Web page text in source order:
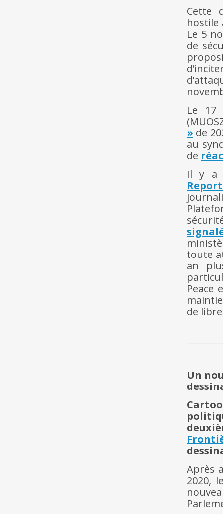
Cette
hostile
Le 5
de
Le 17
» de
au
de
Il y a
toute
an
Peace
de
Un
Après
2020,